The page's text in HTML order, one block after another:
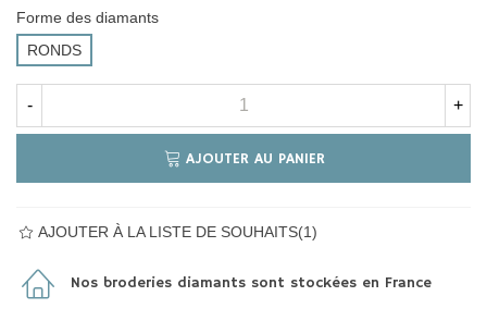
Forme des diamants
RONDS
- +
AJOUTER AU PANIER
AJOUTER À LA LISTE DE SOUHAITS(1)
Nos broderies diamants sont stockées en France